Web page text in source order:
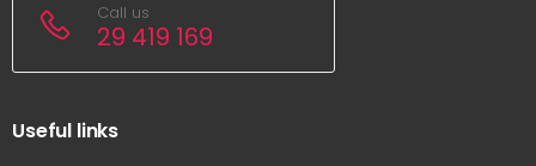
Call us
29 419 169
Useful links